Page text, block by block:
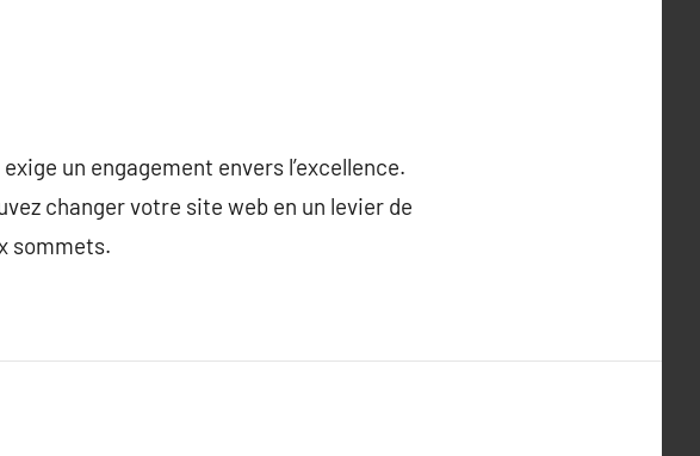
un engagement envers l’excellence.
changer votre site web en un levier de
sommets.